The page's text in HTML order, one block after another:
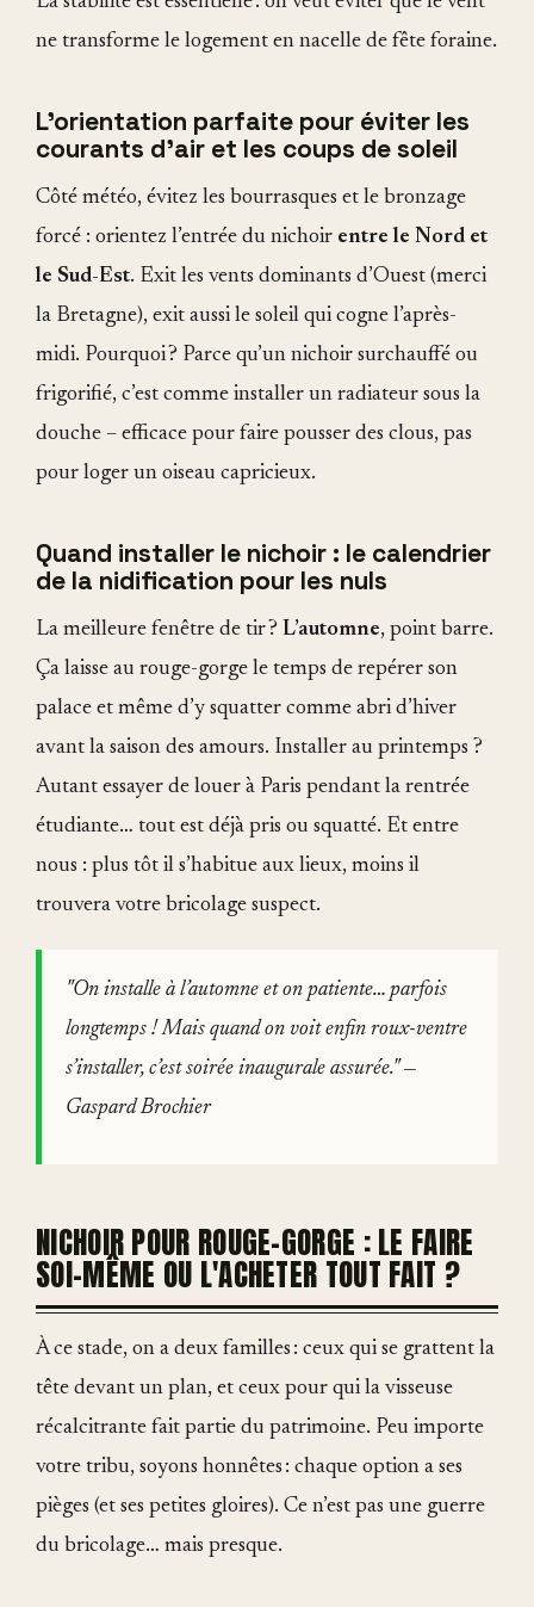
ne transforme le logement en nacelle de fête foraine.
L'orientation parfaite pour éviter les
courants d’air et les coups de soleil
Côté météo, évitez les bourrasques et le bronzage
forcé : orientez l’entrée du nichoir entre le Nord et
le Sud-Est. Exit les vents dominants d’Ouest (merci
la Bretagne), exit aussi le soleil qui cogne l’après-
midi. Pourquoi ? Parce qu’un nichoir surchauffé ou
frigorifié, c’est comme installer un radiateur sous la
douche – efficace pour faire pousser des clous, pas
pour loger un oiseau capricieux.
Quand installer le nichoir : le calendrier
de la nidification pour les nuls
La meilleure fenêtre de tir ? L’automne, point barre.
Ça laisse au rouge-gorge le temps de repérer son
palace et même d’y squatter comme abri d’hiver
avant la saison des amours. Installer au printemps ?
Autant essayer de louer à Paris pendant la rentrée
étudiante… tout est déjà pris ou squatté. Et entre
nous : plus tôt il s’habitue aux lieux, moins il
trouvera votre bricolage suspect.
"On installe à l’automne et on patiente… parfois
longtemps ! Mais quand on voit enfin roux-ventre
s’installer, c’est soirée inaugurale assurée." —
Gaspard Brochier
NICHOIR POUR ROUGE-GORGE : LE FAIRE
SOI-MÊME OU L'ACHETER TOUT FAIT ?
À ce stade, on a deux familles : ceux qui se grattent la
tête devant un plan, et ceux pour qui la visseuse
récalcitrante fait partie du patrimoine. Peu importe
votre tribu, soyons honnêtes : chaque option a ses
pièges (et ses petites gloires). Ce n’est pas une guerre
du bricolage… mais presque.